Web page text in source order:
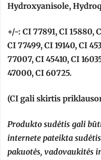
Hydroxyanisole,
+/-: CI 77891, CI 15880,
CI 77499, CI 19140, CI
77007, CI 45410, CI
47000, CI 60725.
(CI gali skirtis
Produkto sudėtis gali
internete pateikta
pakuotės, vadovaukitės